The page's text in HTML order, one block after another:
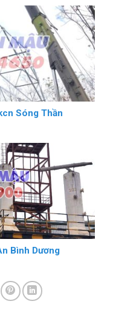
Sóng Thần
Bình Dương